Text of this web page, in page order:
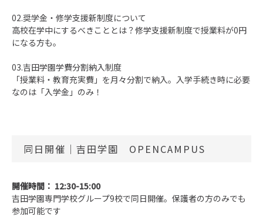
02.奨学金・修学支援新制度について
高校在学中にするべきこととは？ 修学支援新制度で授業料が0円
になる方も。
03.吉田学園学費分割納入制度
「授業料・教育充実費」を月々分割で納入。 入学手続き時に必要
なのは「入学金」のみ！
同日開催│吉田学園 OPENCAMPUS
開催時間： 12:30-15:00
吉田学園専門学校グループ9校で同日開催。保護者の方のみでも
参加可能です